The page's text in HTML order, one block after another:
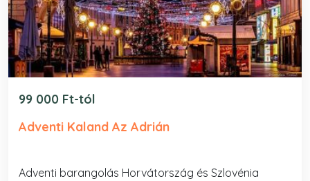
99 000 Ft-tól
Adventi Kaland Az Adrián
Adventi barangolás Horvátország és Szlovénia